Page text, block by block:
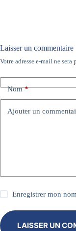
Laisser un commentaire
Votre adresse e-mail ne sera
Nom*
Ajouter un
Enregistrer mon
LAISSER UN
A
t
e